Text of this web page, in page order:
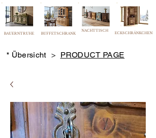
BAUERNTRUHE BUFFETSCHRANK
NACHTTISCH
ECKSCHRÄNKCHEN
* Übersicht > PRODUCT PAGE